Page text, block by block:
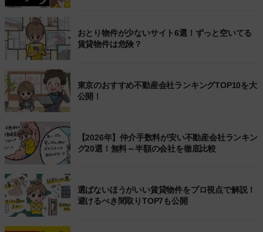
おとり物件が少ないサイト6選！ずっと空いてる
賃貸物件は危険？
東京のおすすめ不動産会社ランキングTOP10を大
公開！
【2026年】仲介手数料が安い不動産会社ランキン
グ20選！無料～半額の会社を徹底比較
選ばないほうがいい賃貸物件をプロ視点で解説！
避けるべき間取りTOP7も公開